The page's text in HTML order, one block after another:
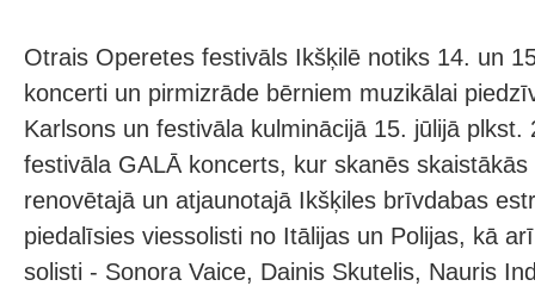
Otrais Operetes festivāls Ikšķilē notiks 14. un
koncerti un pirmizrāde bērniem muzikālai
Karlsons un festivāla kulminācijā 15. jūlijā plkst.
festivāla GALĀ koncerts, kur skanēs
renovētajā un atjaunotajā Ikšķiles brīvdabas
piedalīsies viessolisti no Itālijas un Polijas, kā
solisti - Sonora Vaice, Dainis Skutelis, Nauris